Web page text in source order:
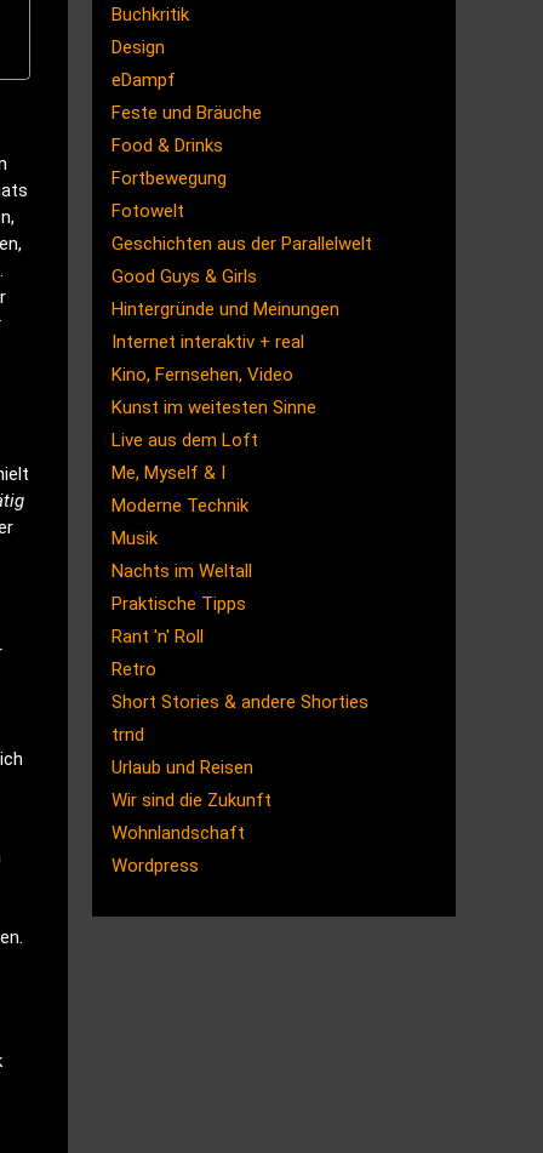
Buchkritik
Design
eDampf
Feste und Bräuche
Food & Drinks
Fortbewegung
Fotowelt
Geschichten aus der Parallelwelt
Good Guys & Girls
Hintergründe und Meinungen
Internet interaktiv + real
Kino, Fernsehen, Video
Kunst im weitesten Sinne
Live aus dem Loft
Me, Myself & I
Moderne Technik
Musik
Nachts im Weltall
Praktische Tipps
Rant 'n' Roll
Retro
Short Stories & andere Shorties
trnd
Urlaub und Reisen
Wir sind die Zukunft
Wohnlandschaft
Wordpress